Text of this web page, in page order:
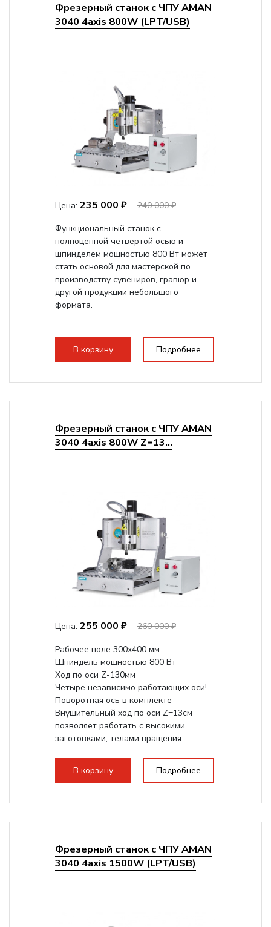
Фрезерный станок с ЧПУ AMAN
3040 4axis 800W (LPT/USB)
Цена: 235 000 ₽
240 000 ₽
Функциональный станок с
полноценной четвертой осью и
шпинделем мощностью 800 Вт может
стать основой для мастерской по
производству сувениров, гравюр и
другой продукции небольшого
формата.
В корзину Подробнее
Фрезерный станок с ЧПУ AMAN
3040 4axis 800W Z=13...
Цена: 255 000 ₽
260 000 ₽
Рабочее поле 300х400 мм
Шпиндель мощностью 800 Вт
Ход по оси Z-130мм
Четыре независимо работающих оси!
Поворотная ось в комплекте
Внушительный ход по оси Z=13см
позволяет работать с высокими
заготовками, телами вращения
В корзину
Подробнее
Фрезерный станок с ЧПУ AMAN
3040 4axis 1500W (LPT/USB)